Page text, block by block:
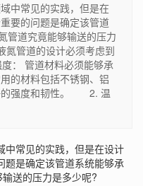
中常见的实践，但是在
要的问题是确定该管道
管道究竟能够输送的压力
道的设计必须考虑到
： 管道材料必须能够承
的材料包括不锈钢、铝
的强度和韧性。 2. 温
常见的实践，但是在设计
题是确定该管道系统能够承
送的压力是多少呢?